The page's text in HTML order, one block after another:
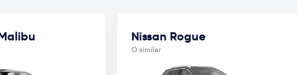
Nissan Rogue
O similar